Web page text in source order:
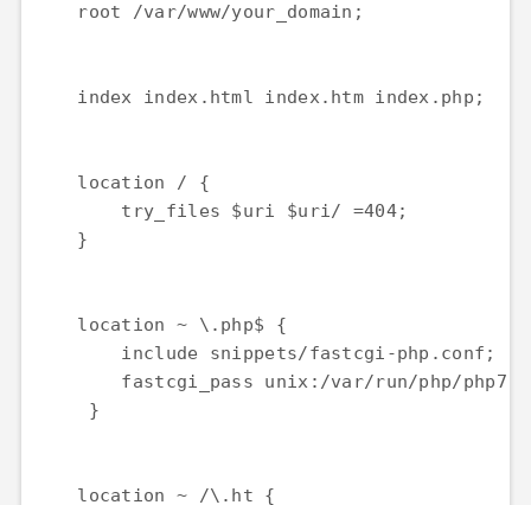
    root /var/www/your_domain;
    index index.html index.htm index.php;
    location / {
        try_files $uri $uri/ =404;
    }
    location ~ \.php$ {
        include snippets/fastcgi-php.conf;
fastcgi_pass unix:/var/run/php/
     }
    location ~ /\.ht {